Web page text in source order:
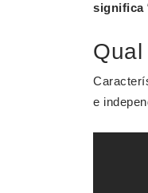
significa
e